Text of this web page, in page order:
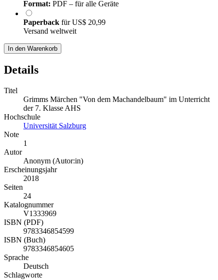
Format: PDF – für alle Geräte
Paperback fürUS$ 20,99
Versand weltweit
In den Warenkorb
Details
Titel
Grimms Märchen "Von dem Machandelbaum" im Unterricht
der 7. Klasse AHS
Hochschule
Universität Salzburg
Note
1
Autor
Anonym (Autor:in)
Erscheinungsjahr
2018
Seiten
24
Katalognummer
V1333969
ISBN (PDF)
9783346854599
ISBN (Buch)
9783346854605
Sprache
Deutsch
Schlagworte